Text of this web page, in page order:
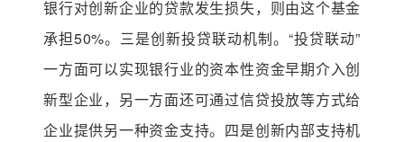
银行对创新企业的贷款发生损失，则由这个基金
承担50%。三是创新投贷联动机制。“投贷联动”
一方面可以实现银行业的资本性资金早期介入创
新型企业，另一方面还可通过信贷投放等方式给
企业提供另一种资金支持。四是创新内部支持机